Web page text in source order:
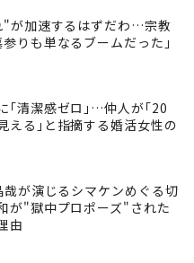
が加速するはずだわ…宗教
りも単なるブームだった｣
｢清潔感ゼロ｣…仲人が｢20
える｣と指摘する婚活女性の
哉が演じるシマケンめぐる切
が"獄中プロポーズ"された
由